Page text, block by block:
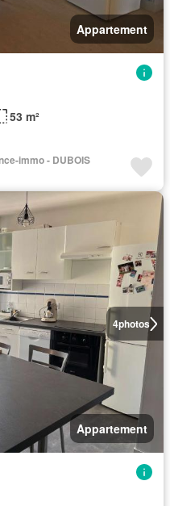
Appartement
53 m²
immo - DUBOIS
4photos
Appartement